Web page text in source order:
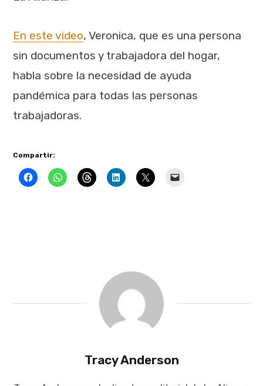
En este video, Veronica, que es una persona
sin documentos y trabajadora del hogar,
habla sobre la necesidad de ayuda
pandémica para todas las personas
trabajadoras.
Compartir:
Tracy Anderson